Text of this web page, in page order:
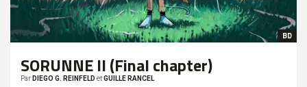
BD
SORUNNE II (Final chapter)
Par DIEGO G. REINFELD etGUILLE RANCEL